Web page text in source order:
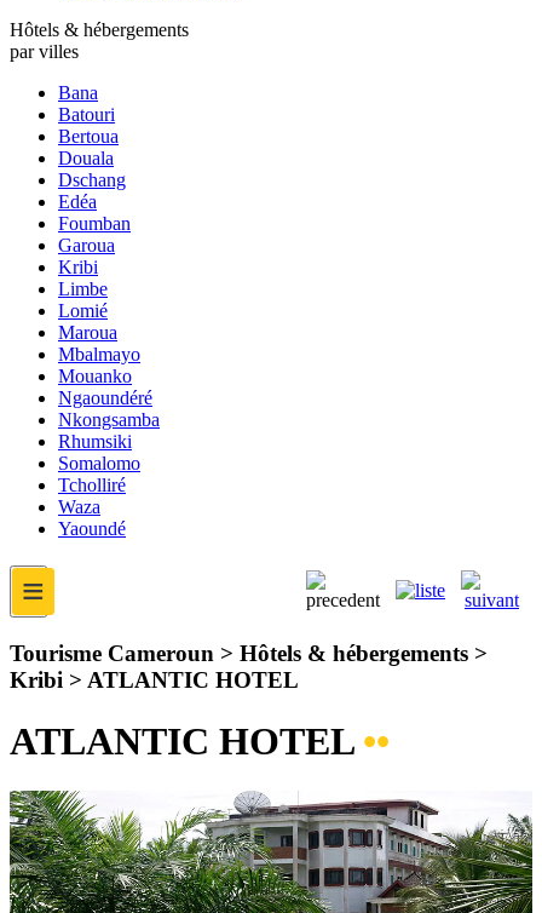
Hôtels & hébergements
par villes
Bana
Batouri
Bertoua
Douala
Dschang
Edéa
Foumban
Garoua
Kribi
Limbe
Lomié
Maroua
Mbalmayo
Mouanko
Ngaoundéré
Nkongsamba
Rhumsiki
Somalomo
Tcholliré
Waza
Yaoundé
≡
Tourisme Cameroun > Hôtels & hébergements >
Kribi > ATLANTIC HOTEL
ATLANTIC HOTEL ••